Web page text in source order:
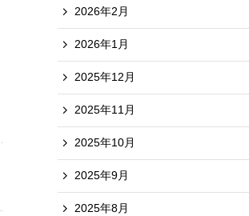
2026年2月
2026年1月
2025年12月
2025年11月
2025年10月
2025年9月
2025年8月